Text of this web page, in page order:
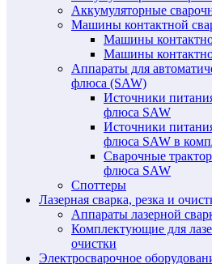
Аккумуляторные
Машины контактной
Машины
Машины
Аппараты для
флюса (SAW)
Источники
флюса SAW
Источники
флюса SAW в
Сварочные
флюса SAW
Споттеры
Лазерная сварка, резка и
Аппараты лазерной
Комплектующие для
очистки
Электросварочное